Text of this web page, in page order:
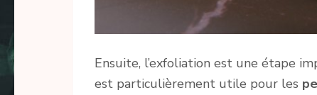
Ensuite, l’exfoliation est une étape
est particulièrement utile pour les